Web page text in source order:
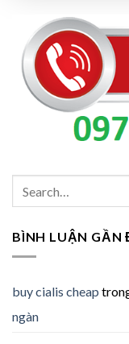
BÌNH LUẬN GẦN
buy cialis cheap
ngàn